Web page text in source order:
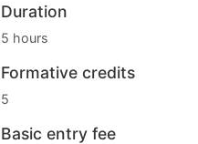
Duration
5 hours
Formative credits
5
Basic entry fee